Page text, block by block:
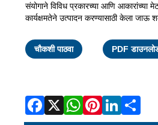
संयोगाने विविध प्रकारच्या आणि आकारांच्या
कार्यक्षमतेने उत्पादन करण्यासाठी केला जाऊ
चौकशी पाठवा PDF